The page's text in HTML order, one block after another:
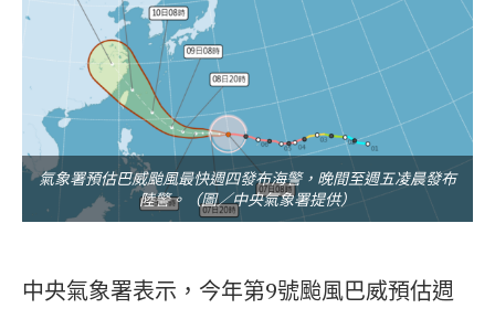
氣象署預估巴威颱風最快週四發布海警，晚間至週五凌晨發布
陸警。（圖／中央氣象署提供）
中央氣象署表示，今年第9號颱風巴威預估週